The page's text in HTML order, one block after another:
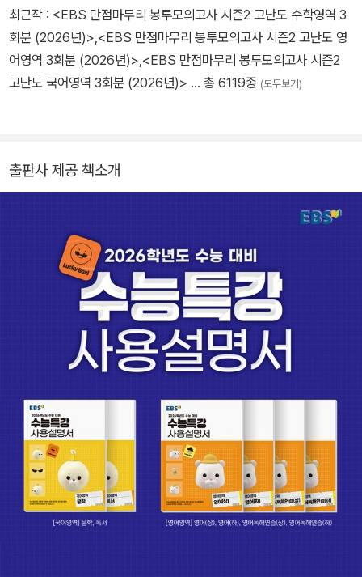
최근작 : <EBS 만점마무리 봉투모의고사 시즌2 고난도 수학영역 3
회분 (2026년)>,<EBS 만점마무리 봉투모의고사 시즌2 고난도 영
어영역 3회분 (2026년)>,<EBS 만점마무리 봉투모의고사 시즌2
고난도 국어영역 3회분 (2026년)> … 총 6119종 (모두보기)
출판사 제공 책소개